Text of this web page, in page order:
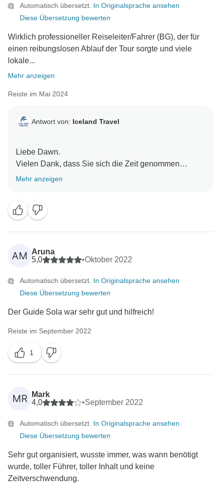
Automatisch übersetzt. In Originalsprache ansehen
Diese Übersetzung bewerten
Wirklich professioneller Reiseleiter/Fahrer (BG), der für
einen reibungslosen Ablauf der Tour sorgte und viele
lokale...
Mehr anzeigen
Reiste im Mai 2024
Antwort von: Iceland Travel
Liebe Dawn.
Vielen Dank, dass Sie sich die Zeit genommen
haben, Ihre Tour zu bewerten. Wir freuen uns, dass
jede Reisegruppe die besten aus.
Mit freundlichen Grüßen, Iceland Travel
Mehr anzeigen
AM
Aruna
5,0
•Oktober 2022
Automatisch übersetzt. In Originalsprache ansehen
Diese Übersetzung bewerten
Der Guide Sola war sehr gut und hilfreich!
Reiste im September 2022
1
MR
Mark
4,0
•September 2022
Automatisch übersetzt. In Originalsprache ansehen
Diese Übersetzung bewerten
Sehr gut organisiert, wusste immer, was wann benötigt
wurde, toller Führer, toller Inhalt und keine
Zeitverschwendung.